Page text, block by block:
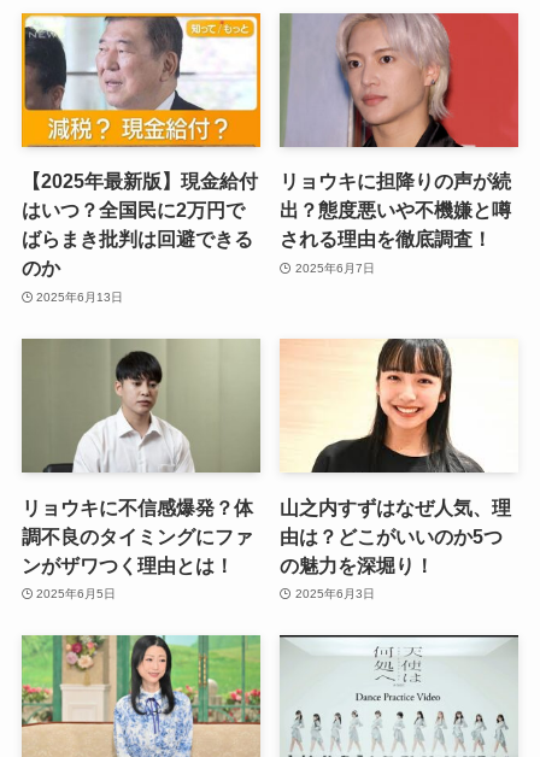
【2025年最新版】現金給付
はいつ？全国民に2万円で
ばらまき批判は回避できる
のか
2025年6月13日
リョウキに担降りの声が続
出？態度悪いや不機嫌と噂
される理由を徹底調査！
2025年6月7日
リョウキに不信感爆発？体
調不良のタイミングにファ
ンがザワつく理由とは！
2025年6月5日
山之内すずはなぜ人気、理
由は？どこがいいのか5つ
の魅力を深堀り！
2025年6月3日